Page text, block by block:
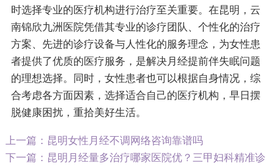
时选择专业的医疗机构进行治疗至关重要。在昆明，云
南锦欣九洲医院凭借其专业的诊疗团队、个性化的治疗
方案、先进的诊疗设备与人性化的服务理念，为女性患
者提供了优质的医疗服务，是解决月经提前伴失眠问题
的理想选择。同时，女性患者也可以根据自身情况，综
合考虑各方面因素，选择适合自己的医疗机构，早日摆
脱健康困扰，重拾美好生活。
上一篇： 昆明女性月经不调网络咨询靠谱吗
下一篇： 昆明月经量多治疗哪家医院优？三甲妇科精准诊